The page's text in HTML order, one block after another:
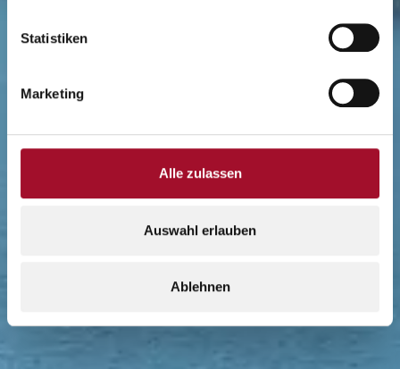
Statistiken
Marketing
Alle zulassen
Auswahl erlauben
Ablehnen